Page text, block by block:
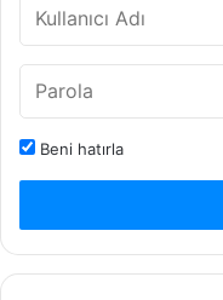
Beni hatırla